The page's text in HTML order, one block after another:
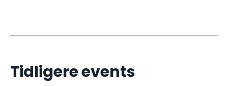
Tidligere events